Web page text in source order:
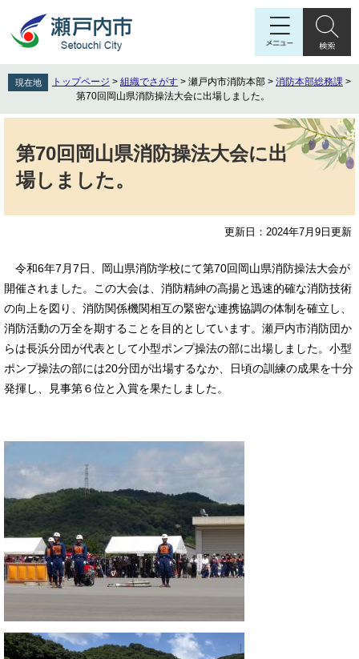
先
頭
を
飛
現在地 トップページ > 組織でさがす > 瀬戸内市消防本部 > 消防本部総務課 >
第70回岡山県消防操法大会に出場しました。
第70回岡山県消防操法大会に出
場しました。
更新日：2024年7月9日更新
令和6年7月7日、岡山県消防学校にて第70回岡山県消防操法大会が
開催されました。この大会は、消防精紳の高揚と迅速的確な消防技術
の向上を図り、消防関係機関相互の緊密な連携協調の体制を確立し、
消防活動の万全を期することを目的としています。瀬戸内市消防団か
らは長浜分団が代表として小型ポンプ操法の部に出場しました。小型
ポンプ操法の部には20分団が出場するなか、日頃の訓練の成果を十分
発揮し、見事第６位と入賞を果たしました。